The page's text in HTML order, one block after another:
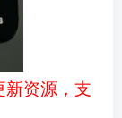
新资源，支